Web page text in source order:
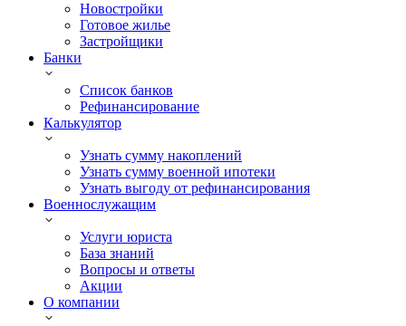
Новостройки
Готовое жилье
Застройщики
Банки
Список банков
Рефинансирование
Калькулятор
Узнать сумму накоплений
Узнать сумму военной ипотеки
Узнать выгоду от рефинансирования
Военнослужащим
Услуги юриста
База знаний
Вопросы и ответы
Акции
О компании